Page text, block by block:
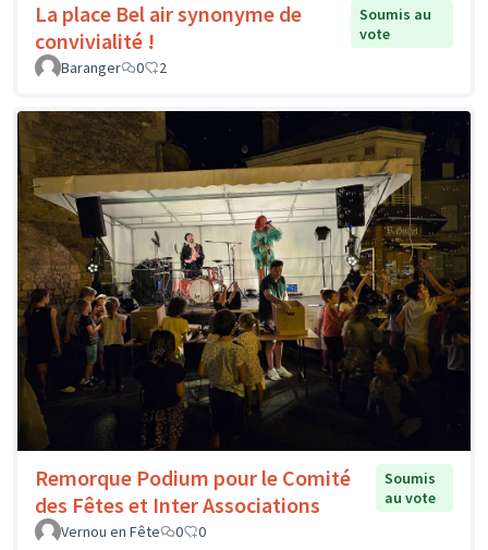
La place Bel air synonyme de
convivialité !
Soumis au
vote
Baranger
0 2
Remorque Podium pour le Comité
des Fêtes et Inter Associations
Soumis
au vote
Vernou en Fête
0 0